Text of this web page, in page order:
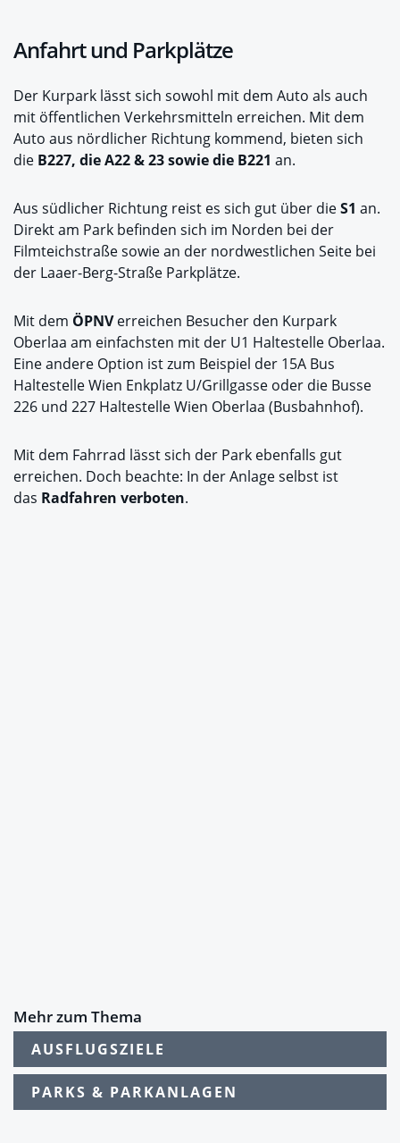
Anfahrt und Parkplätze
Der Kurpark lässt sich sowohl mit dem Auto als auch
mit öffentlichen Verkehrsmitteln erreichen. Mit dem
Auto aus nördlicher Richtung kommend, bieten sich
die B227, die A22 & 23 sowie die B221 an.
Aus südlicher Richtung reist es sich gut über dieS1 an.
Direkt am Park befinden sich im Norden bei der
Filmteichstraße sowie an der nordwestlichen Seite bei
der Laaer-Berg-Straße Parkplätze.
Mit dem ÖPNVerreichen Besucher den Kurpark
Oberlaa am einfachsten mit der U1 Haltestelle Oberlaa.
Eine andere Option ist zum Beispiel der 15A Bus
Haltestelle Wien Enkplatz U/Grillgasse oder die Busse
226 und 227 Haltestelle Wien Oberlaa (Busbahnhof).
Mit dem Fahrrad lässt sich der Park ebenfalls gut
erreichen. Doch beachte: In der Anlage selbst ist
das Radfahren verboten.
Mehr zum Thema
AUSFLUGSZIELE
PARKS & PARKANLAGEN